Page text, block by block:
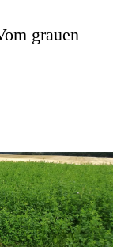
grauen